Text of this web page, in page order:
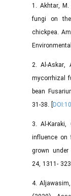
1. Akhtar,
fungi on
chickpea.
2. Al-
bean
31-38. [
3. Al-
influence
grown
24, 1311-
4.